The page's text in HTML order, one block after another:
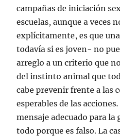
campañas de iniciación
escuelas, aunque a veces
explícitamente, es que
todavía si es joven- no
arreglo a un criterio que
del instinto animal que
cabe prevenir frente a las
esperables de las
mensaje adecuado para la
todo porque es falso. La